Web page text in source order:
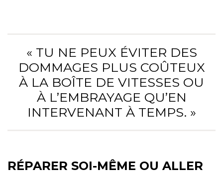
« TU NE PEUX ÉVITER DES
DOMMAGES PLUS COÛTEUX
À LA BOÎTE DE VITESSES OU
À L’EMBRAYAGE QU’EN
INTERVENANT À TEMPS. »
RÉPARER SOI-MÊME OU ALLER